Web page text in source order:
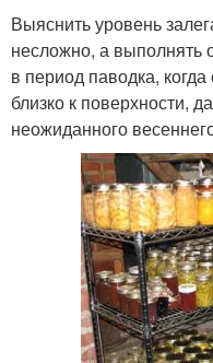
Выяснить уровень
несложно, а выполнять
в период паводка,
близко к поверхности,
неожиданного